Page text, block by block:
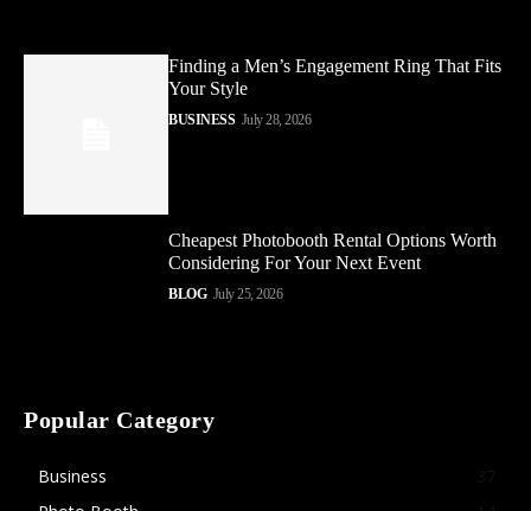
Finding a Men’s Engagement Ring That Fits
Your Style
BUSINESS July 28, 2026
Cheapest Photobooth Rental Options Worth
Considering For Your Next Event
BLOG July 25, 2026
Popular Category
Business